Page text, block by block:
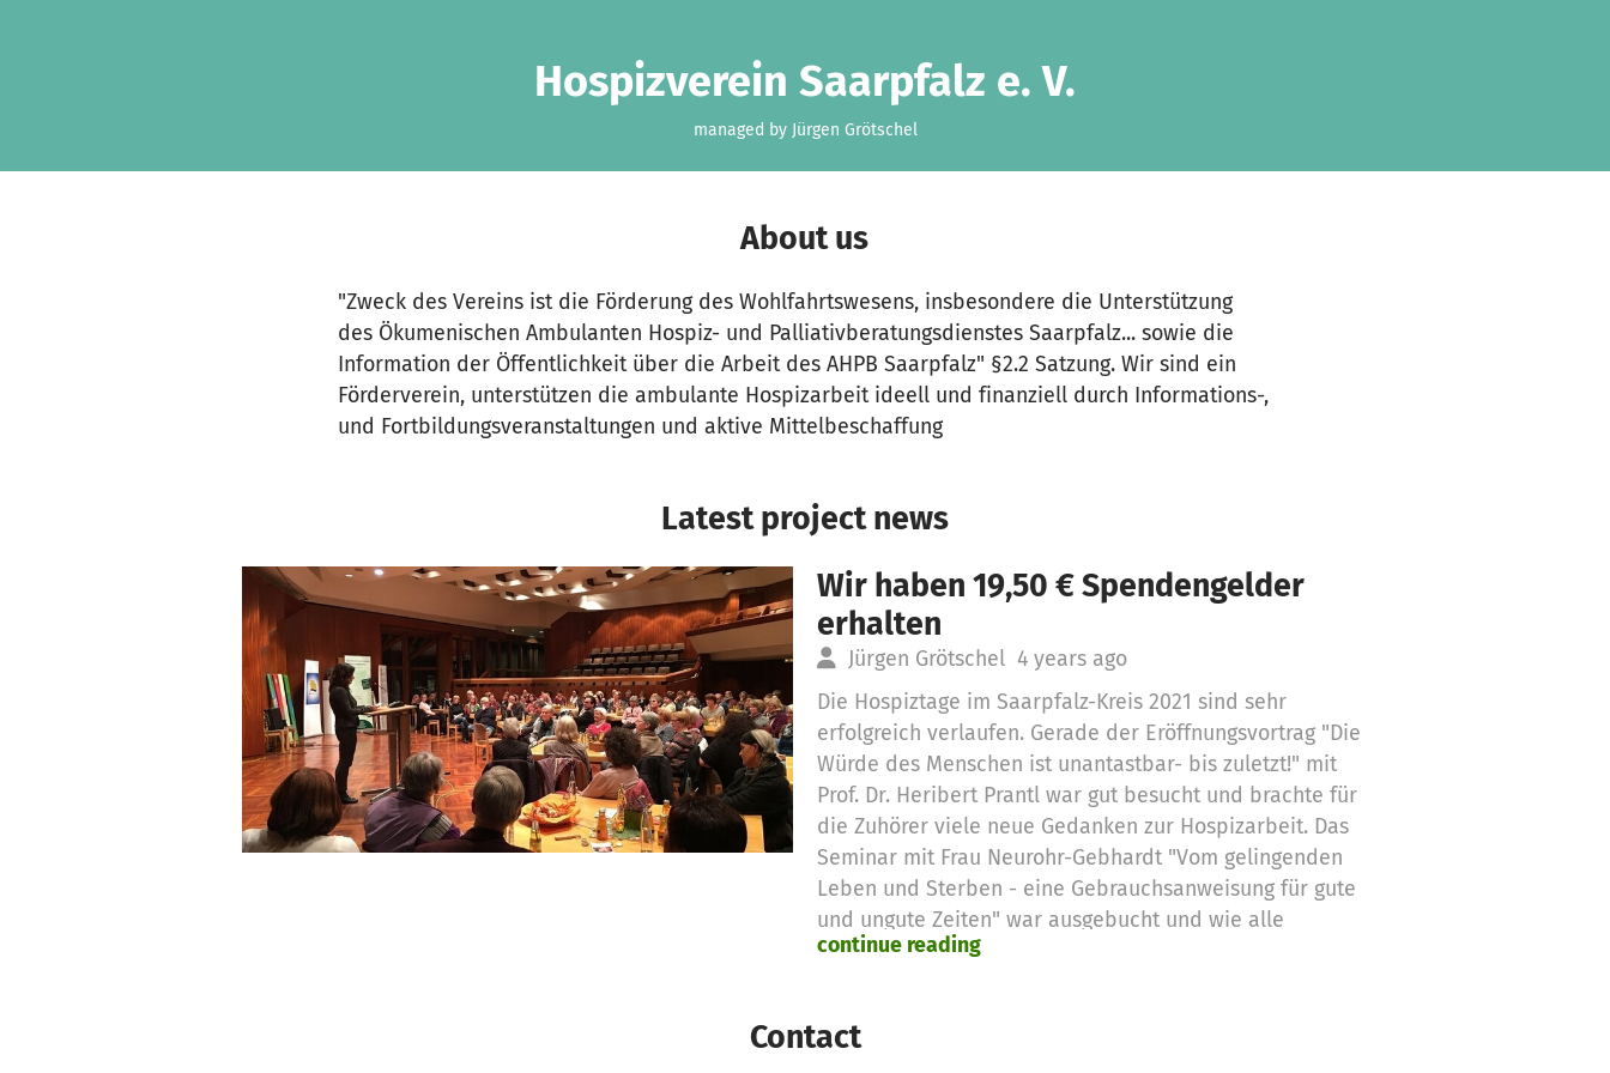
Hospizverein Saarpfalz e. V.
managed by Jürgen Grötschel
About us
"Zweck des Vereins ist die Förderung des Wohlfahrtswesens, insbesondere die Unterstützung
des Ökumenischen Ambulanten Hospiz- und Palliativberatungsdienstes Saarpfalz... sowie die
Information der Öffentlichkeit über die Arbeit des AHPB Saarpfalz" §2.2 Satzung. Wir sind ein
Förderverein, unterstützen die ambulante Hospizarbeit ideell und finanziell durch Informations-,
und Fortbildungsveranstaltungen und aktive Mittelbeschaffung
Latest project news
Wir haben 19,50 € Spendengelder
erhalten
Jürgen Grötschel 4 years ago
Die Hospiztage im Saarpfalz-Kreis 2021 sind sehr
erfolgreich verlaufen. Gerade der Eröffnungsvortrag "Die
Würde des Menschen ist unantastbar- bis zuletzt!" mit
Prof. Dr. Heribert Prantl war gut besucht und brachte für
die Zuhörer viele neue Gedanken zur Hospizarbeit. Das
Seminar mit Frau Neurohr-Gebhardt "Vom gelingenden
Leben und Sterben - eine Gebrauchsanweisung für gute
und ungute Zeiten" war ausgebucht und wie alle
Seminare von Frau Neurohr-Gebhardt auf sehr hohem
Improvisationstheaterder "tabutanten" wegen zu
continue reading
Contact